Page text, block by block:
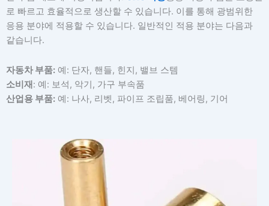
로 빠르고 효율적으로 생산할 수 있습니다. 이를 통해 광범위한
응용 분야에 적용할 수 있습니다. 일반적인 적용 분야는 다음과
같습니다.
자동차 부품: 예: 단자, 핸들, 힌지, 밸브 스템
소비재 : 예: 보석, 악기, 가구 부속품
산업용 부품: 예: 나사, 리벳, 파이프 조립품, 베어링, 기어